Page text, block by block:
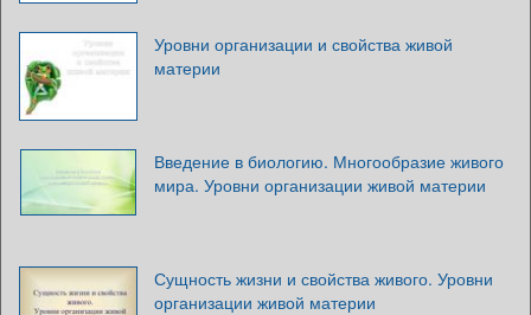
Уровни организации и свойства живой
материи
Введение в биологию. Многообразие живого
мира. Уровни организации живой материи
Сущность жизни и свойства живого. Уровни
организации живой материи